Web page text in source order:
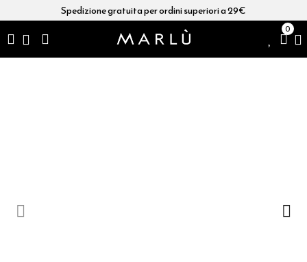
Spedizione gratuita per ordini superiori a 29€
0